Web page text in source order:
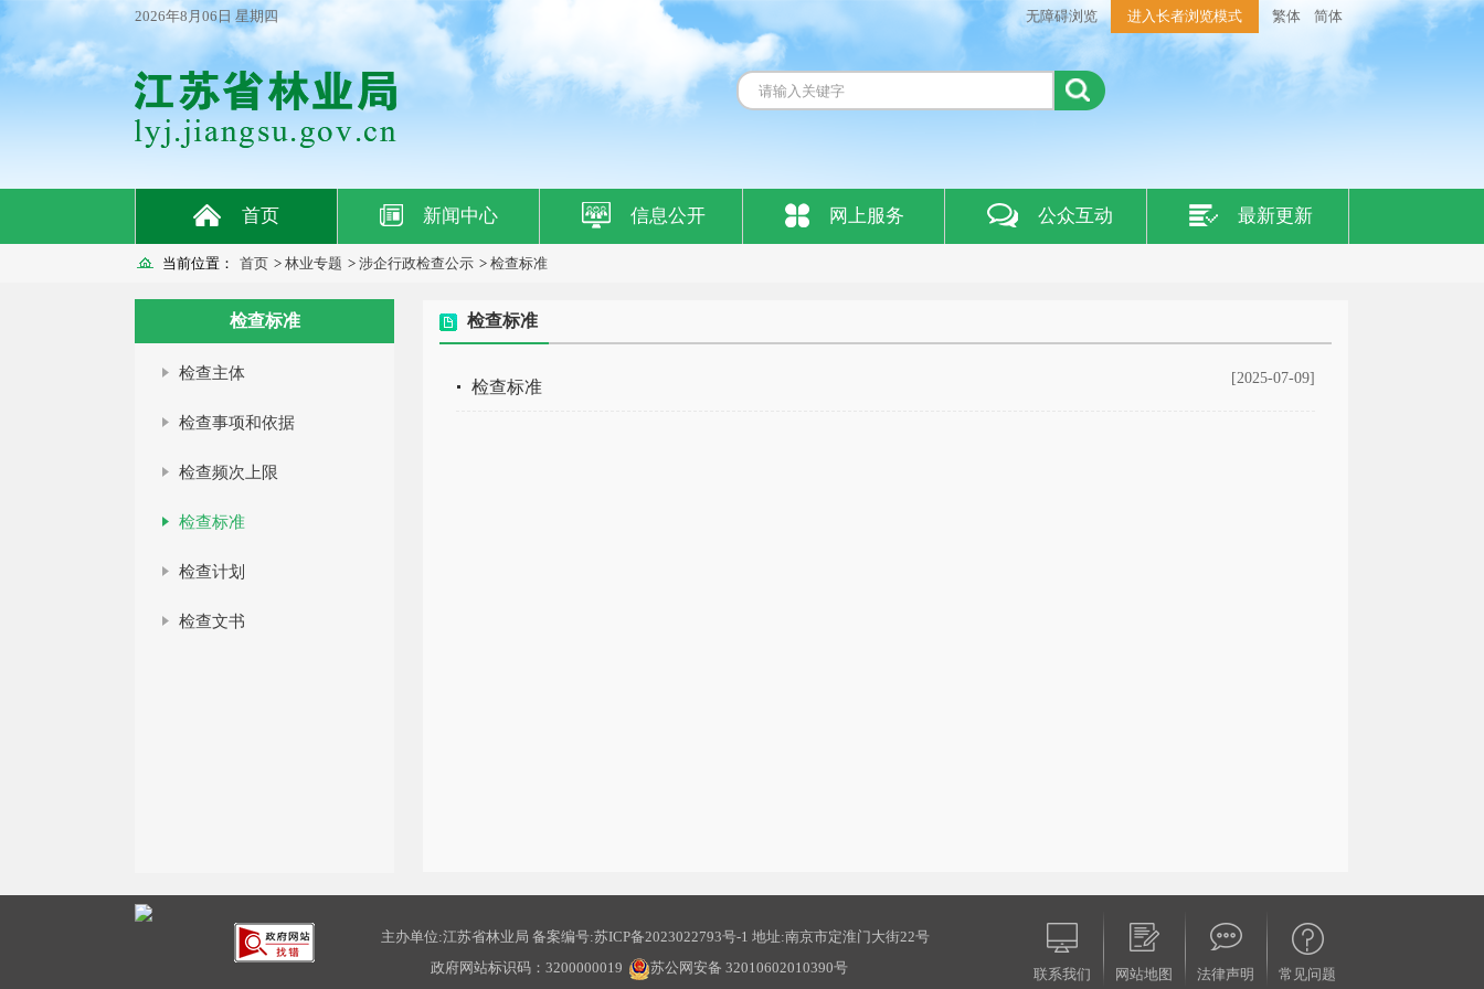
2026年8月06日 星期四 无障碍浏览 进入长者浏览模式 繁体 简体
首页 新闻中心 信息公开 网上服务 公众互动 最新更新
当前位置： 首页 > 林业专题 > 涉企行政检查公示 > 检查标准
检查标准
检查主体
检查事项和依据
检查频次上限
检查标准
检查计划
检查文书
检查标准
检查标准 [2025-07-09]
主办单位:江苏省林业局 备案编号:苏ICP备2023022793号-1 地址:南京市定淮门大街22号
政府网站标识码：3200000019
苏公网安备 32010602010390号 联系我们 网站地图 法律声明 常见问题